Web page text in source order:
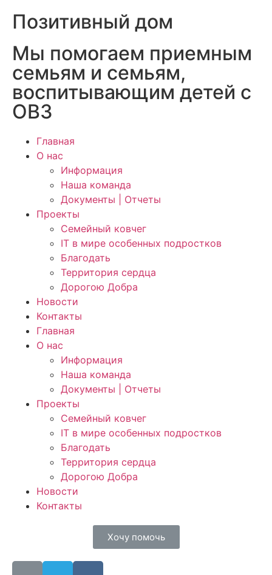
Позитивный дом
Мы помогаем приемным
семьям и семьям,
воспитывающим детей с
ОВЗ
Главная
О нас
Информация
Наша команда
Документы | Отчеты
Проекты
Семейный ковчег
IT в мире особенных подростков
Благодать
Территория сердца
Дорогою Добра
Новости
Контакты
Главная
О нас
Информация
Наша команда
Документы | Отчеты
Проекты
Семейный ковчег
IT в мире особенных подростков
Благодать
Территория сердца
Дорогою Добра
Новости
Контакты
Хочу помочь